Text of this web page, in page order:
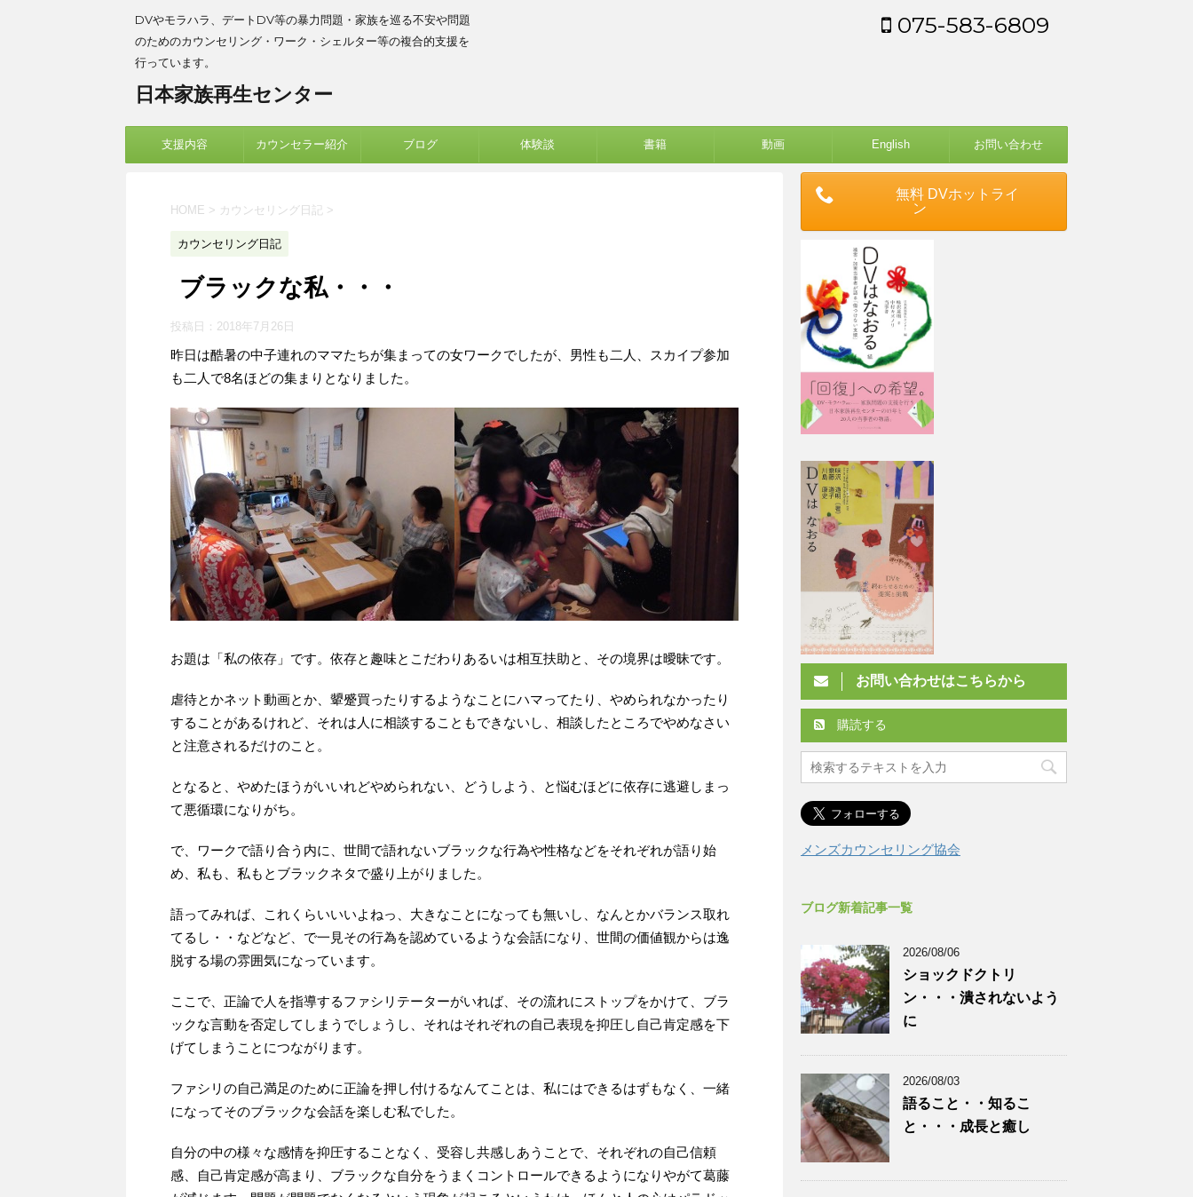
DVやモラハラ、デートDV等の暴力問題・家族を巡る不安や問題
のためのカウンセリング・ワーク・シェルター等の複合的支援を
行っています。
日本家族再生センター
075-583-6809
支援内容 カウンセラー紹介 ブログ 体験談 書籍 動画 English お問い合わせ
HOME > カウンセリング日記 >
カウンセリング日記
ブラックな私・・・
投稿日： 2018年7月26日
昨日は酷暑の中子連れのママたちが集まっての女ワークでしたが、男性も二人、スカイプ参加
も二人で8名ほどの集まりとなりました。
お題は「私の依存」です。依存と趣味とこだわりあるいは相互扶助と、その境界は曖昧です。
虐待とかネット動画とか、顰蹙買ったりするようなことにハマってたり、やめられなかったり
することがあるけれど、それは人に相談することもできないし、相談したところでやめなさい
と注意されるだけのこと。
となると、やめたほうがいいれどやめられない、どうしよう、と悩むほどに依存に逃避しまっ
て悪循環になりがち。
で、ワークで語り合う内に、世間で語れないブラックな行為や性格などをそれぞれが語り始
め、私も、私もとブラックネタで盛り上がりました。
語ってみれば、これくらいいいよねっ、大きなことになっても無いし、なんとかバランス取れ
てるし・・などなど、で一見その行為を認めているような会話になり、世間の価値観からは逸
脱する場の雰囲気になっています。
ここで、正論で人を指導するファシリテーターがいれば、その流れにストップをかけて、ブラ
ックな言動を否定してしまうでしょうし、それはそれぞれの自己表現を抑圧し自己肯定感を下
げてしまうことにつながります。
ファシリの自己満足のために正論を押し付けるなんてことは、私にはできるはずもなく、一緒
になってそのブラックな会話を楽しむ私でした。
自分の中の様々な感情を抑圧することなく、受容し共感しあうことで、それぞれの自己信頼
感、自己肯定感が高まり、ブラックな自分をうまくコントロールできるようになりやがて葛藤
無料 DVホットライ
ン
お問い合わせはこちらから
購読する
メンズカウンセリング協会
ブログ新着記事一覧
2026/08/06
ショックドクトリ
ン・・・潰されないよう
に
2026/08/03
語ること・・知るこ
と・・・成長と癒し